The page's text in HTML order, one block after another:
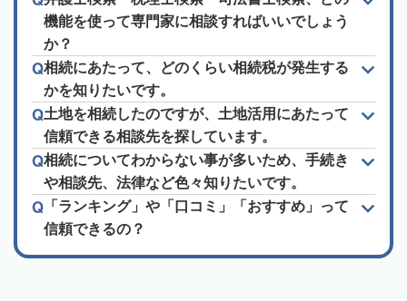
機能を使って専門家に相談すればいいでしょう
か？
相続にあたって、どのくらい相続税が発生する
かを知りたいです。
土地を相続したのですが、土地活用にあたって
信頼できる相談先を探しています。
相続についてわからない事が多いため、手続き
や相談先、法律など色々知りたいです。
「ランキング」や「口コミ」「おすすめ」って
信頼できるの？